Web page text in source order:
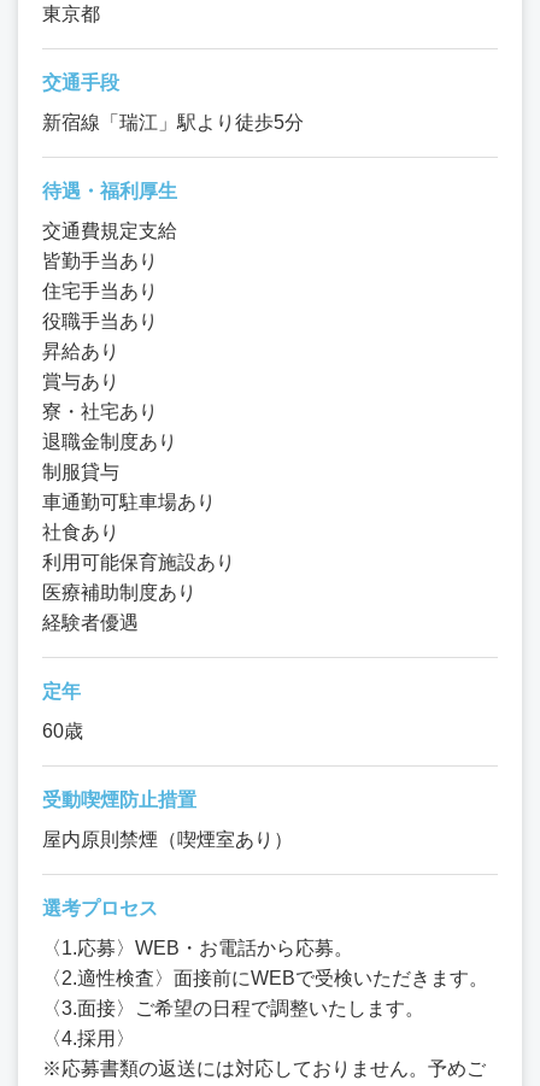
東京都
交通手段
新宿線「瑞江」駅より徒歩5分
待遇・福利厚生
交通費規定支給
皆勤手当あり
住宅手当あり
役職手当あり
昇給あり
賞与あり
寮・社宅あり
退職金制度あり
制服貸与
車通勤可駐車場あり
社食あり
利用可能保育施設あり
医療補助制度あり
経験者優遇
定年
60歳
受動喫煙防止措置
屋内原則禁煙（喫煙室あり）
選考プロセス
〈1.応募〉WEB・お電話から応募。
〈2.適性検査〉面接前にWEBで受検いただきます。
〈3.面接〉ご希望の日程で調整いたします。
〈4.採用〉
※応募書類の返送には対応しておりません。予めご